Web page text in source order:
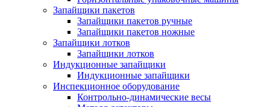
Запайщики пакетов
Запайщики пакетов ручные
Запайщики пакетов ножные
Запайщики лотков
Запайщики лотков
Индукционные запайщики
Индукционные запайщики
Инспекционное оборудование
Контрольно-динамические весы